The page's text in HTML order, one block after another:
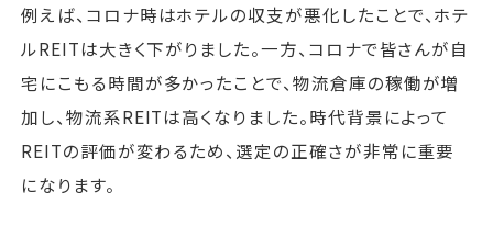
例えば、コロナ時はホテルの収支が悪化したことで、ホテ
ルREITは大きく下がりました。一方、コロナで皆さんが自
宅にこもる時間が多かったことで、物流倉庫の稼働が増
加し、物流系REITは高くなりました。時代背景によって
REITの評価が変わるため、選定の正確さが非常に重要
になります。